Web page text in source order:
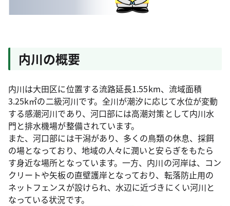
内川の概要
内川は大田区に位置する流路延長1.55km、流域面積
3.25k㎡の二級河川です。全川が潮汐に応じて水位が変動
する感潮河川であり、河口部には高潮対策として内川水
門と排水機場が整備されています。
また、河口部には干潟があり、多くの鳥類の休息、採餌
の場となっており、地域の人々に潤いと安らぎをもたら
す身近な場所となっています。一方、内川の河岸は、コン
クリートや矢板の直壁護岸となっており、転落防止用の
ネットフェンスが設けられ、水辺に近づきにくい河川と
なっている状況です。